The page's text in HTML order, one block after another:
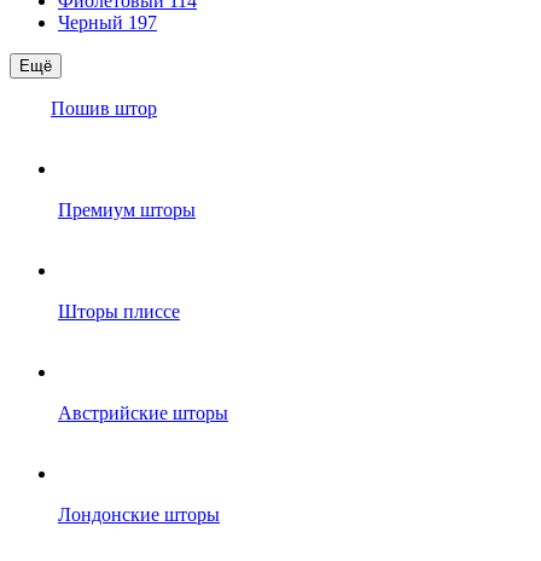
Черный 197
Ещё
Пошив штор
Премиум шторы
Шторы плиссе
Австрийские шторы
Лондонские шторы